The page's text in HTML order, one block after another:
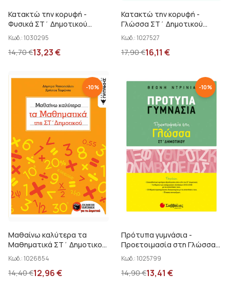
Κατακτώ την κορυφή -
Φυσικά ΣΤ΄ Δημοτικού
Γρηγορίου Β.-...
Κωδ.:1030295
14,70€13,23€
Κατακτώ την κορυφή -
Γλώσσα ΣΤ΄ Δημοτικού
Κυριαζή Η.
Κωδ.:1027527
17,90€16,11 €
-10%
Μαθαίνω καλύτερα τα
Μαθηματικά ΣΤ΄ Δημοτικού
Ραπτοπούλου Δ.-...
Κωδ.:1026854
14,40€12,96€
-10%
Πρότυπα γυμνάσια -
Προετοιμασία στη Γλώσσα
ΣΤ΄ Δημοτικού Ντρίνια Θ.
Κωδ.:1025799
14,90€13,41 €